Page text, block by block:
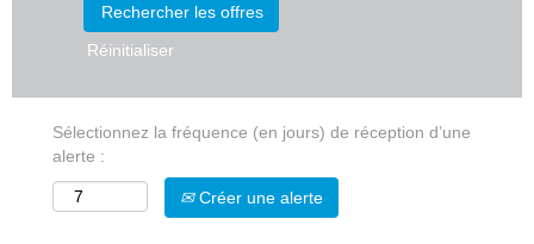
Réinitialiser
Sélectionnez la fréquence (en jours) de réception d’une
alerte :
Créer une alerte